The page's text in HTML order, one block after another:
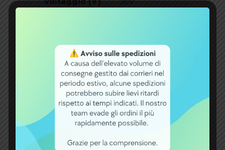
Potenza [Wh] 360Wh
Montaggio Sottosella
Compatibilità Universale
Centinaia di
prodotti disponibili